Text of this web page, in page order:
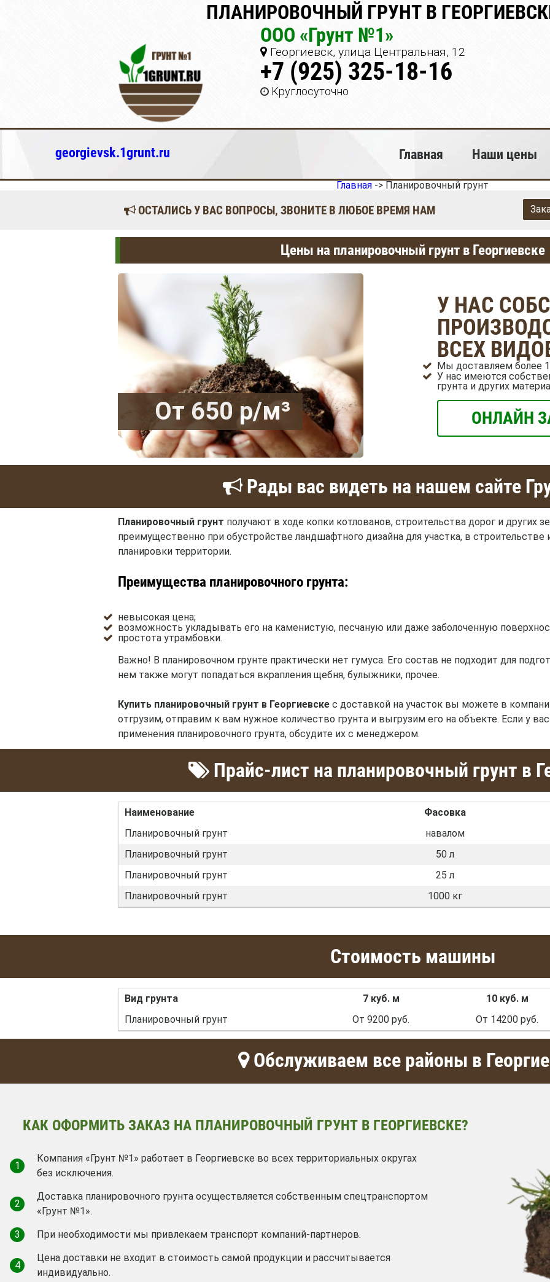
ПЛАНИРОВОЧНЫЙ ГРУНТ В
ООО «Грунт №1»
Георгиевск, улица Центральная, 12
+7 (925) 325-18-16
Круглосуточно
georgievsk.1grunt.ru Главная Наши цены
Главная -> Планировочный грунт
ОСТАЛИСЬ У ВАС ВОПРОСЫ, ЗВОНИТЕ В ЛЮБОЕ ВРЕМЯ НАМ
Цены на планировочный грунт в Георгиевске
От 650 р/м³
У НАС
ВСЕХ
Мы доставляем более
У нас имеются
грунта и других
ОНЛАЙН
Рады вас видеть на нашем сайте
Планировочный грунт получают в ходе копки котлованов, строительства дорог и других
преимущественно при обустройстве ландшафтного дизайна для участка, в строительстве
планировки территории.
Преимущества планировочного грунта:
невысокая цена;
возможность укладывать его на каменистую, песчаную или даже заболоченную
простота утрамбовки.
Важно! В планировочном грунте практически нет гумуса. Его состав не подходит для
нем также могут попадаться вкрапления щебня, булыжники, прочее.
Купить планировочный грунт в Георгиевске с доставкой на участок вы можете в
отгрузим, отправим к вам нужное количество грунта и выгрузим его на объекте. Если у
применения планировочного грунта, обсудите их с менеджером.
Прайс-лист на планировочный грунт в
Наименование
Фасовка
Планировочный грунт
навалом
Планировочный грунт
50 л
Планировочный грунт
25 л
Планировочный грунт
1000 кг
Стоимость машины
Вид грунта 7 куб. м
10 куб. м
Планировочный грунт
От 9200 руб. От 14200 руб.
Обслуживаем все районы в
КАК ОФОРМИТЬ ЗАКАЗ НА ПЛАНИРОВОЧНЫЙ ГРУНТ В ГЕОРГИЕВСКЕ?
1
Компания «Грунт №1» работает в Георгиевске во всех территориальных округах
без исключения.
2
Доставка планировочного грунта осуществляется собственным спецтранспортом
«Грунт №1».
3
При необходимости мы привлекаем транспорт компаний-партнеров.
4
Цена доставки не входит в стоимость самой продукции и рассчитывается
индивидуально.